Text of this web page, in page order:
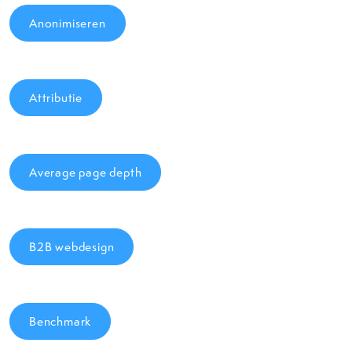
Anonimiseren
Attributie
Average page depth
B2B webdesign
Benchmark